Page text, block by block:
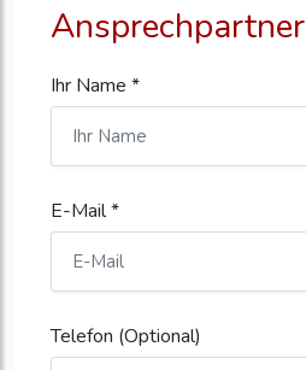
Ansprechpartner
Ihr Name *
E-Mail *
Telefon (Optional)